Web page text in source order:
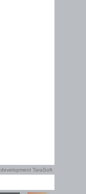
development TaraSoft